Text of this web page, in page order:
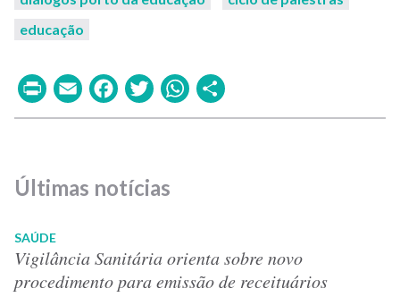
educação
PrintEmailFacebook
TwitterWhatsApp
Últimas notícias
SAÚDE
Vigilância Sanitária orienta sobre novo
procedimento para emissão de receituários